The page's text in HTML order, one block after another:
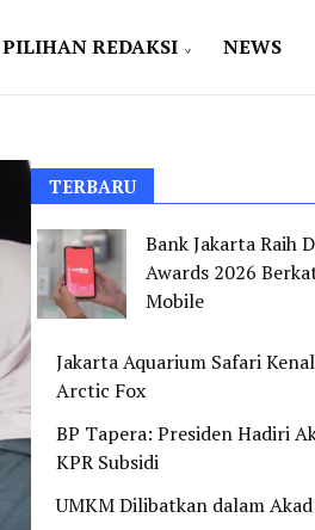
PILIHAN REDAKSI NEWS
TERBARU
Bank Jakarta Raih
Awards 2026
Mobile
Jakarta Aquarium Safari
Arctic Fox
BP Tapera: Presiden Hadiri
KPR Subsidi
UMKM Dilibatkan dalam Akad